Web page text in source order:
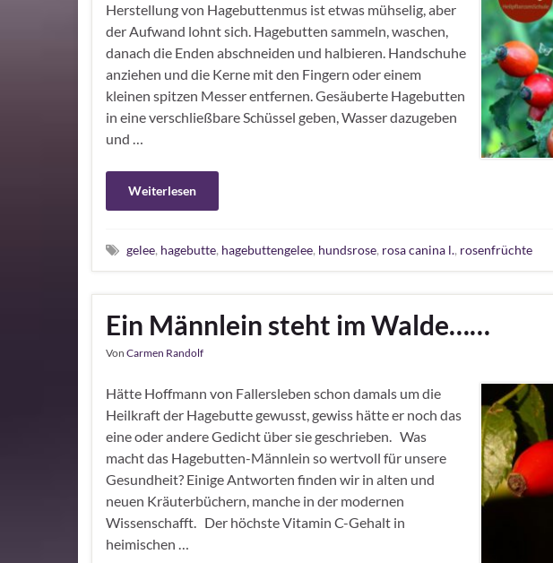
Herstellung von Hagebuttenmus ist etwas mühselig, aber
der Aufwand lohnt sich. Hagebutten sammeln, waschen,
danach die Enden abschneiden und halbieren. Handschuhe
anziehen und die Kerne mit den Fingern oder einem
kleinen spitzen Messer entfernen. Gesäuberte Hagebutten
in eine verschließbare Schüssel geben, Wasser dazugeben
und …
Weiterlesen
gelee, hagebutte, hagebuttengelee, hundsrose, rosa canina l., rosenfrüchte
Ein Männlein steht im Walde……
Von Carmen Randolf
Hätte Hoffmann von Fallersleben schon damals um die
Heilkraft der Hagebutte gewusst, gewiss hätte er noch das
eine oder andere Gedicht über sie geschrieben. Was
macht das Hagebutten-Männlein so wertvoll für unsere
Gesundheit? Einige Antworten finden wir in alten und
neuen Kräuterbüchern, manche in der modernen
Wissenschafft. Der höchste Vitamin C-Gehalt in
heimischen …